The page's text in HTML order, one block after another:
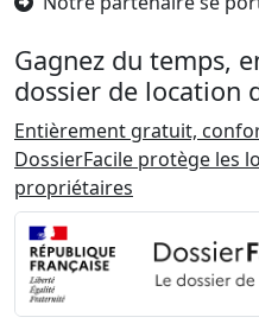
Gagnez du temps,
dossier de location
Entièrement gratuit,
DossierFacile protège les
propriétaires